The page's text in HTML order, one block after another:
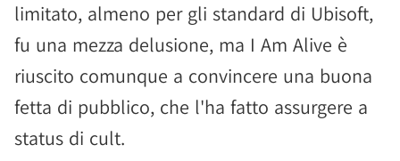
limitato, almeno per gli standard di Ubisoft,
fu una mezza delusione, ma I Am Alive è
riuscito comunque a convincere una buona
fetta di pubblico, che l'ha fatto assurgere a
status di cult.